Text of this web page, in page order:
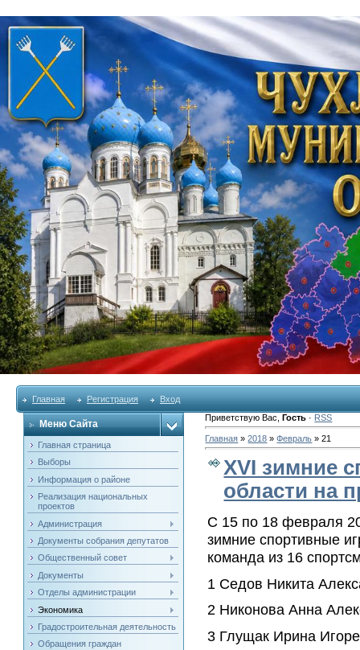
Главная Регистрация Вход
Меню Сайта
Главная страница
Выборы
Информация о районе
Реализация национальных
проектов
Администрация
Документы собрания депутатов
Общественный совет
Документы
Отделы администрации
Экономика
Градостроительная деятельность
Обращения граждан
Приветствую Вас ,Гость · RSS
Главная »2018 » Февраль » 21
XVI зимние
области на
С 15 по 18 февраля
зимние спортивные
команда из 16
1 Седов Никита
2 Никонова Анна
3 Глущак Ирина